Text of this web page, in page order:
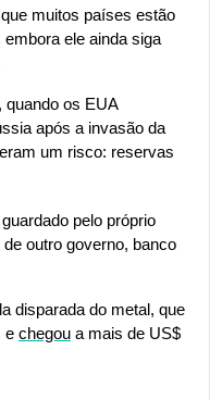
muitos países estão
ele ainda siga
quando os EUA
após a invasão da
um risco: reservas
pelo próprio
outro governo, banco
disparada do metal, que
e chegou a mais de US$